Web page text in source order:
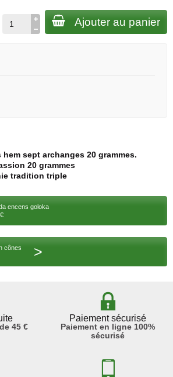
Ajouter au panier
sept archanges 20 grammes.
20 grammes
tradition triple
encens goloka
cônes
>
45 €
Paiement sécurisé
Paiement en ligne 100%
sécurisé